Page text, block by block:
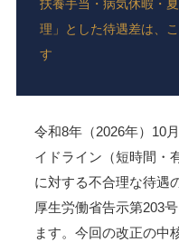
扶養手当・病気休暇・
理」とした待遇差は、
す
令和8年（2026年）10
イドライン（短時間・
に対する不合理な待遇
厚生労働省告示第203
ます。今回の改正の中